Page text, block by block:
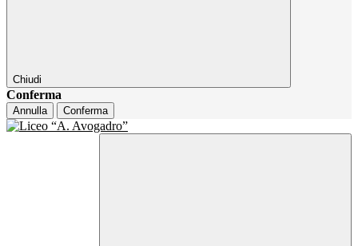
Chiudi
Conferma
Annulla Conferma